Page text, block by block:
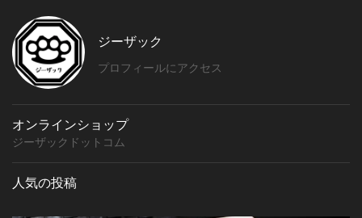
ジーザック
プロフィールにアクセス
オンラインショップ
ジーザックドットコム
人気の投稿